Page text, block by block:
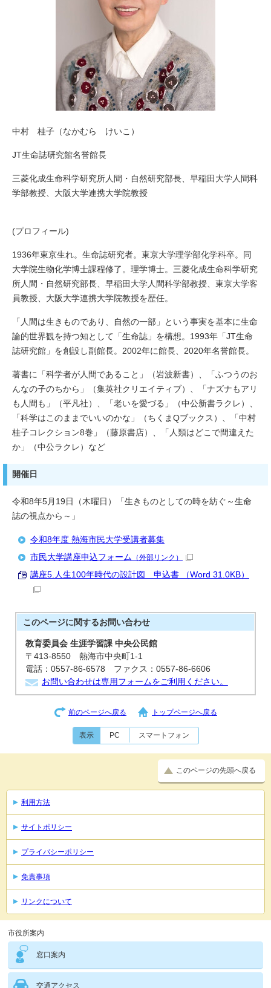
中村 桂子（なかむら けいこ）
JT生命誌研究館名誉館長
三菱化成生命科学研究所人間・自然研究部長、早稲田大学人間科
学部教授、大阪大学連携大学院教授
(プロフィール)
1936年東京生れ。生命誌研究者。東京大学理学部化学科卒。同
大学院生物化学博士課程修了。理学博士。三菱化成生命科学研究
所人間・自然研究部長、早稲田大学人間科学部教授、東京大学客
員教授、大阪大学連携大学院教授を歴任。
「人間は生きものであり、自然の一部」という事実を基本に生命
論的世界観を持つ知として「生命誌」を構想。1993年「JT生命
誌研究館」を創設し副館長。2002年に館長、2020年名誉館長。
著書に「科学者が人間であること」（岩波新書）、「ふつうのお
んなの子のちから」（集英社クリエイティブ）、「ナズナもアリ
も人間も」（平凡社）、「老いを愛づる」（中公新書ラクレ）、
「科学はこのままでいいのかな」（ちくまQブックス）、「中村
桂子コレクション8巻」（藤原書店）、「人類はどこで間違えた
か」（中公ラクレ）など
開催日
令和8年5月19日（木曜日）「生きものとしての時を紡ぐ～生命
誌の視点から～」
令和8年度 熱海市民大学受講者募集
市民大学講座申込フォーム （外部リンク）
講座5.人生100年時代の設計図 申込書 （Word 31.0KB）
このページに関するお問い合わせ
教育委員会 生涯学習課 中央公民館
〒413-8550 熱海市中央町1-1
電話：0557-86-6578 ファクス：0557-86-6606
お問い合わせは専用フォームをご利用ください。
前のページへ戻る トップページへ戻る
表示 PC スマートフォン
このページの先頭へ戻る
利用方法
サイトポリシー
プライバシーポリシー
免責事項
リンクについて
市役所案内
窓口案内
交通アクセス